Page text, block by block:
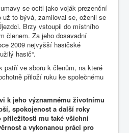
se ocitl jako voják prezenční
to bývá, zamiloval se, oženil se
Brzy vstoupil do místního
členem. Za jeho dosavadní
2009 nejvyšší hasičské
hasič“.
patří ve sboru k členům, na které
přiloží ruku ke společnému
k jeho významnému životnímu
spokojenost a další roky
příležitosti mu také všichni
a vykonanou práci pro